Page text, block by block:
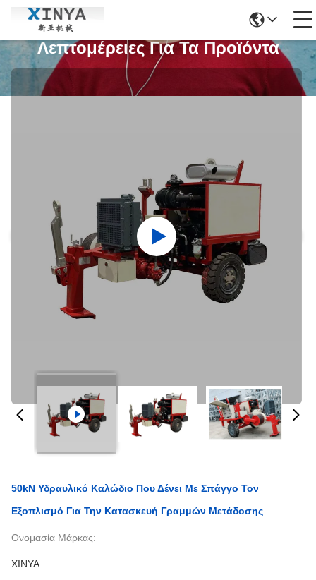
Λεπτομέρειες Για Τα Προϊόντα
50kN Υδραυλικό Καλώδιο Που Δένει Με Σπάγγο Τον
Εξοπλισμό Για Την Κατασκευή Γραμμών Μετάδοσης
Ονομασία Μάρκας:
XINYA